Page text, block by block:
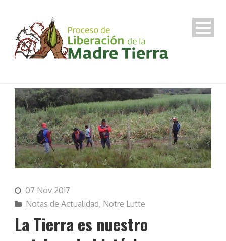
07 Nov 2017
Notas de Actualidad, Notre Lutte
La Tierra es nuestro